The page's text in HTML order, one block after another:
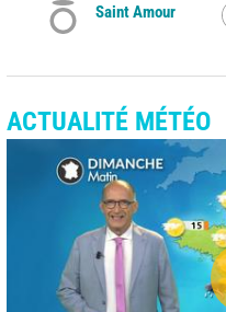
Saint Amour
ACTUALITÉ MÉTÉO